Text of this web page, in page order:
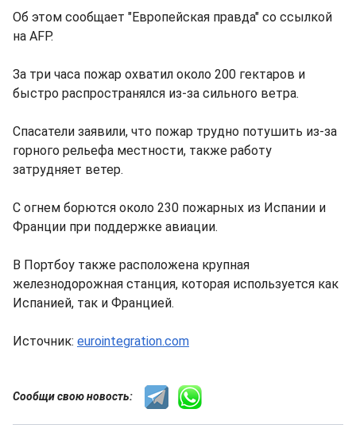
Об этом сообщает "Европейская правда" со ссылкой
на AFP.
За три часа пожар охватил около 200 гектаров и
быстро распространялся из-за сильного ветра.
Спасатели заявили, что пожар трудно потушить из-за
горного рельефа местности, также работу
затрудняет ветер.
С огнем борются около 230 пожарных из Испании и
Франции при поддержке авиации.
В Портбоу также расположена крупная
железнодорожная станция, которая используется как
Испанией, так и Францией.
Источник: eurointegration.com
Сообщи свою новость: